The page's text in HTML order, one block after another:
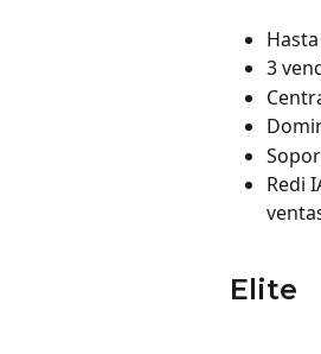
3
Redi
Elite